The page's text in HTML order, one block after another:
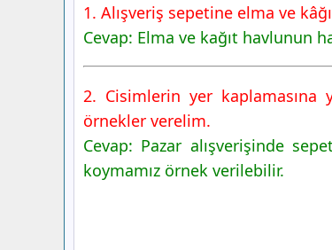
1. Alışveriş sepetine elma ve
Cevap: Elma ve kağıt havlunun
2. Cisimlerin yer kaplamasına
örnekler verelim.
Cevap: Pazar alışverişinde
koymamız örnek verilebilir.